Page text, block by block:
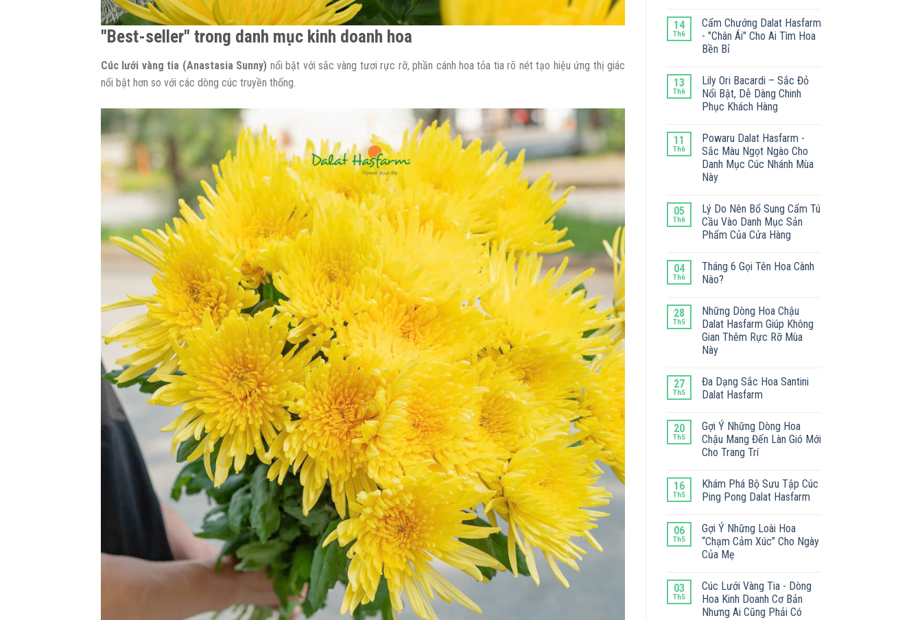
"Best-seller" trong danh mục kinh doanh hoa
Cúc lưới vàng tia (Anastasia Sunny) nổi bật với sắc vàng tươi rực rỡ, phần cánh hoa tỏa tia rõ nét tạo hiệu ứng thị giác
nổi bật hơn so với các dòng cúc truyền thống.
14
Th6
Cẩm Chướng Dalat Hasfarm
- "Chân Ái" Cho Ai Tìm Hoa
Bền Bỉ
13
Th6
Lily Ori Bacardi – Sắc Đỏ
Nổi Bật, Dễ Dàng Chinh
Phục Khách Hàng
11
Th6
Powaru Dalat Hasfarm -
Sắc Màu Ngọt Ngào Cho
Danh Mục Cúc Nhánh Mùa
Này
05
Th6
Lý Do Nên Bổ Sung Cẩm Tú
Cầu Vào Danh Mục Sản
Phẩm Của Cửa Hàng
04
Th6
Tháng 6 Gọi Tên Hoa Cành
Nào?
28
Th5
Những Dòng Hoa Chậu
Dalat Hasfarm Giúp Không
Gian Thêm Rực Rỡ Mùa
Này
27
Th5
Đa Dạng Sắc Hoa Santini
Dalat Hasfarm
20
Th5
Gợi Ý Những Dòng Hoa
Chậu Mang Đến Làn Gió Mới
Cho Trang Trí
16
Th5
Khám Phá Bộ Sưu Tập Cúc
Ping Pong Dalat Hasfarm
06
Th5
Gợi Ý Những Loài Hoa
“Chạm Cảm Xúc” Cho Ngày
Của Mẹ
03
Th5
Cúc Lưới Vàng Tia - Dòng
Hoa Kinh Doanh Cơ Bản
Nhưng Ai Cũng Phải Có